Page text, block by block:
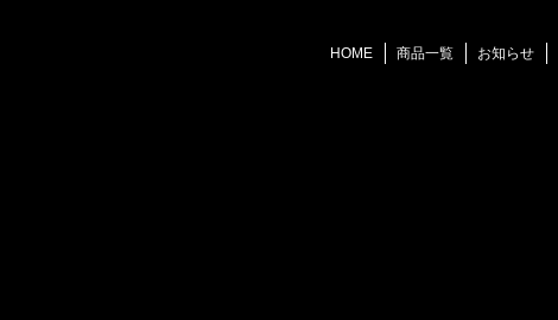
HOME 商品一覧 お知らせ